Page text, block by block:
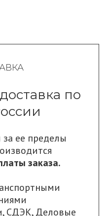
по
ее пределы
заказа.
,СДЭК,Деловые